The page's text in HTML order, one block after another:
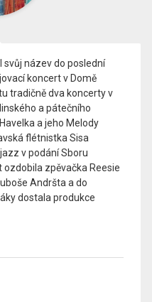
svůj název do poslední
koncert v Domě
tradičně dva koncerty v
a pátečního
a jeho Melody
flétnistka Sisa
v podání Sboru
zpěvačka Reesie
Andršta a do
dostala produkce